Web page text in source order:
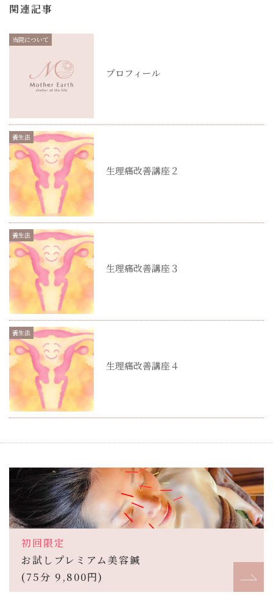
関連記事
当院について
プロフィール
養生法
生理痛改善講座２
養生法
生理痛改善講座３
養生法
生理痛改善講座４
初回限定
お試しプレミアム美容鍼
(75分 9,800円)